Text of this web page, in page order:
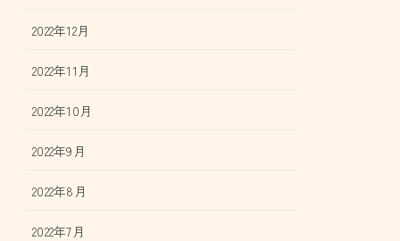
2022年12月
2022年11月
2022年10月
2022年9月
2022年8月
2022年7月